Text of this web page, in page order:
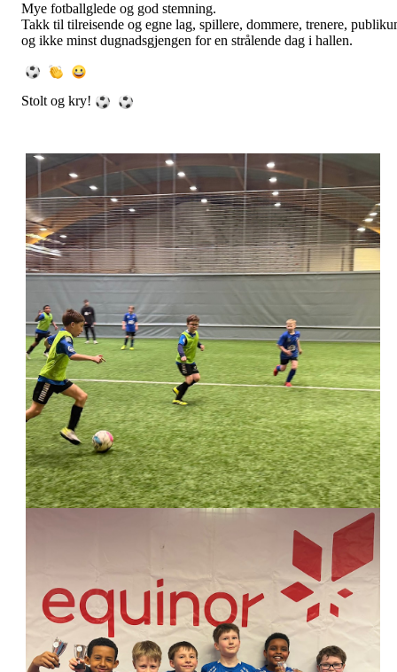
Mye fotballglede og god stemning.
Takk til tilreisende og egne lag, spillere, dommere, trenere,
og ikke minst dugnadsgjengen for en strålende dag i hallen.
Stolt og kry!